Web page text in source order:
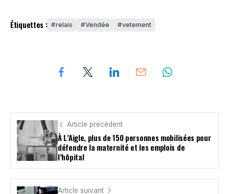
Étiquettes : relais Vendée vetement
Article précédent
À L’Aigle, plus de 150 personnes mobilisées pour
défendre la maternité et les emplois de
l’hôpital
Article suivant